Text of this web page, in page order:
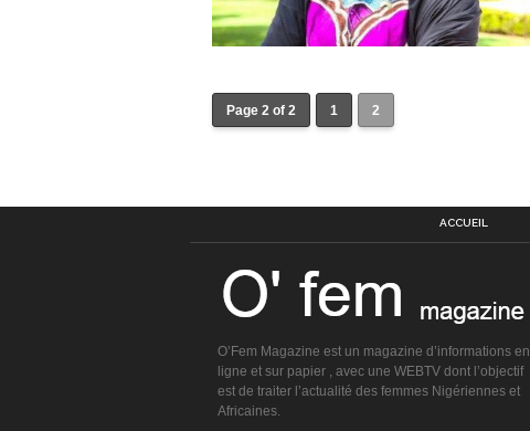
Page 2 of 2 1 2
ACCUEIL
O’Fem Magazine est un magazine d’informations en
ligne et sur papier , avec une WEBTV dont l’objectif
est de traiter l’actualité des femmes Nigériennes et
Africaines.